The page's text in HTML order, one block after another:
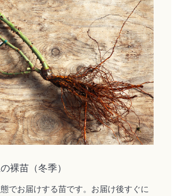
裸苗（冬季）
でお届けする苗です。お届け後すぐに